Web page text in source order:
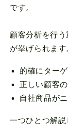
です。
顧客分析を行
が挙げられます
的確にター
正しい顧客
自社商品が
一つひとつ解説